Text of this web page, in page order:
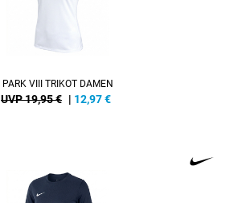
PARK VIII TRIKOT DAMEN
UVP 19,95 € | 12,97€